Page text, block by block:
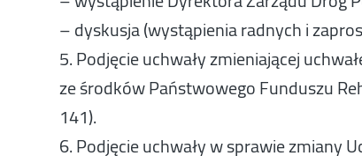
– dyskusja (wystąpienia radnych i
5. Podjęcie uchwały zmieniającej
ze środków Państwowego Funduszu
141).
6. Podjęcie uchwały w sprawie zmiany